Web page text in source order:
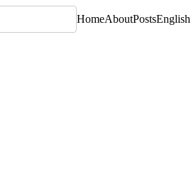
HomeAboutPostsEnglish